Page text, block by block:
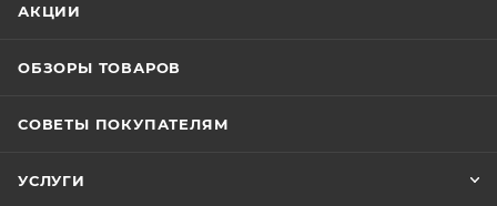
АКЦИИ
ОБЗОРЫ ТОВАРОВ
СОВЕТЫ ПОКУПАТЕЛЯМ
УСЛУГИ